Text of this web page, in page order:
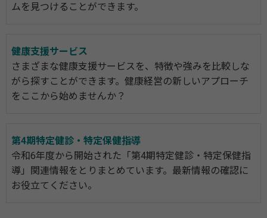
ムを見つけることができます。
健康支援サービス
さまざまな健康支援サービスを、特徴や強みを比較しな
がら探すことができます。健康経営の新しいアプローチ
をここから始めませんか？
第4期特定健診・特定保健指導
令和6年度から開始された「第4期特定健診・特定保健指
導」関連情報をとりまとめています。最新情報の確認に
お役立てください。